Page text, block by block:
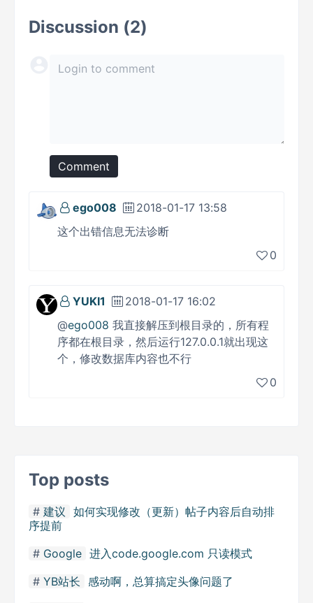
Discussion (2)
Comment
ego008
2018-01-17 13:58
这个出错信息无法诊断
0
YUKI1
2018-01-17 16:02
@ego008 我直接解压到根目录的，所有程
序都在根目录，然后运行127.0.0.1就出现这
个，修改数据库内容也不行
0
Top posts
建议 如何实现修改（更新）帖子内容后自动排
序提前
Google 进入code.google.com 只读模式
YB站长 感动啊，总算搞定头像问题了